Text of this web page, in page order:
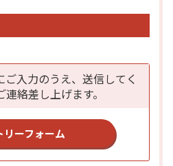
入力のうえ、送信してく
絡差し上げます。
リーフォーム